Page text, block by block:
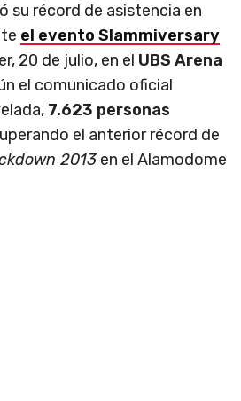
su récord de asistencia en
el evento Slammiversary
20 de julio, en el UBS Arena
el comunicado oficial
7.623 personas
el anterior récord de
2013 en el Alamodome